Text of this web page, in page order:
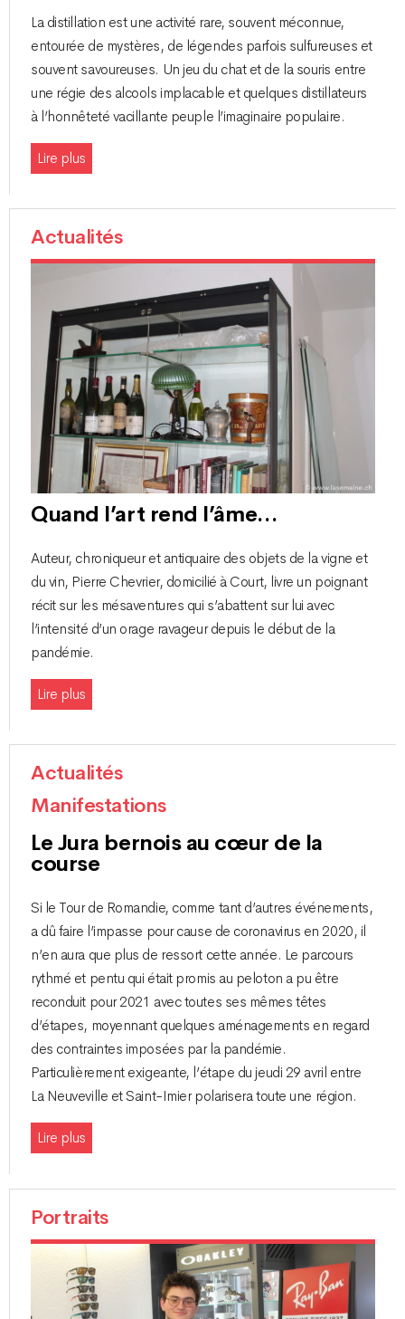
La distillation est une activité rare, souvent méconnue,
entourée de mystères, de légendes parfois sulfureuses et
souvent savoureuses. Un jeu du chat et de la souris entre
une régie des alcools implacable et quelques distillateurs
à l’honnêteté vacillante peuple l’imaginaire populaire.
Lire plus
Actualités
Quand l’art rend l’âme…
Auteur, chroniqueur et antiquaire des objets de la vigne et
du vin, Pierre Chevrier, domicilié à Court, livre un poignant
récit sur les mésaventures qui s’abattent sur lui avec
l’intensité d’un orage ravageur depuis le début de la
pandémie.
Lire plus
Actualités
Manifestations
Le Jura bernois au cœur de la
course
Si le Tour de Romandie, comme tant d’autres événements,
a dû faire l’impasse pour cause de coronavirus en 2020, il
n’en aura que plus de ressort cette année. Le parcours
rythmé et pentu qui était promis au peloton a pu être
reconduit pour 2021 avec toutes ses mêmes têtes
d’étapes, moyennant quelques aménagements en regard
des contraintes imposées par la pandémie.
Particulièrement exigeante, l’étape du jeudi 29 avril entre
La Neuveville et Saint-Imier polarisera toute une région.
Lire plus
Portraits